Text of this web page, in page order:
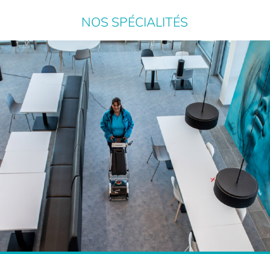
NOS SPÉCIALITÉS